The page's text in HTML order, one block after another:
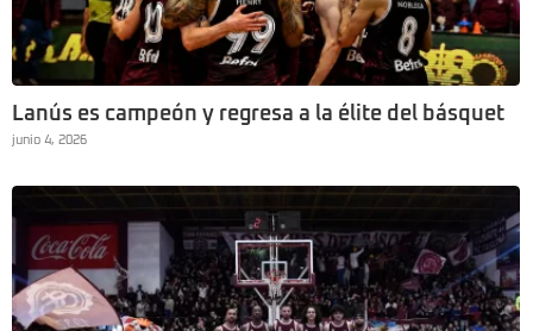
Lanús es campeón y regresa a la élite del básquet
junio 4, 2026